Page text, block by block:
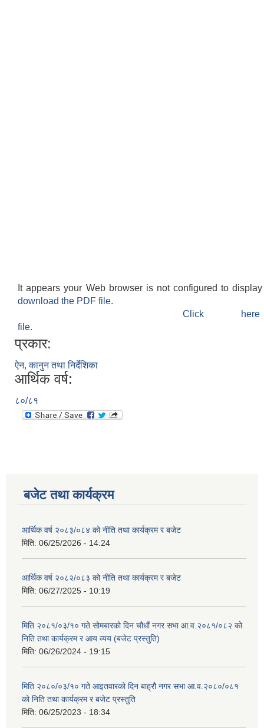
It appears your Web browser is not configured to
download the PDF file.
Click
file.
प्रकार:
ऐन, कानुन तथा निर्देशिका
आर्थिक वर्ष:
८०/८१
बजेट तथा कार्यक्रम
आर्थिक वर्ष २०८३/०८४ को नीति तथा कार्यक्रम र बजेट
मिति: 06/25/2026 - 14:24
आर्थिक वर्ष २०८२/०८३ को नीति तथा कार्यक्रम र बजेट
मिति: 06/27/2025 - 10:19
मिति २०८१/०३/१० गते सोमबारको दिन चौधौं नगर सभा आ.व.२०८१/०८२ को
निति तथा कार्यक्रम र आय व्यय (बजेट प्रस्तुति)
मिति: 06/26/2024 - 19:15
मिति २०८०/०३/१० गते आइतवारको दिन बाह्रौ नगर सभा आ.व.२०८०/०८१
को निति तथा कार्यक्रम र बजेट प्रस्तुति
मिति: 06/25/2023 - 18:34